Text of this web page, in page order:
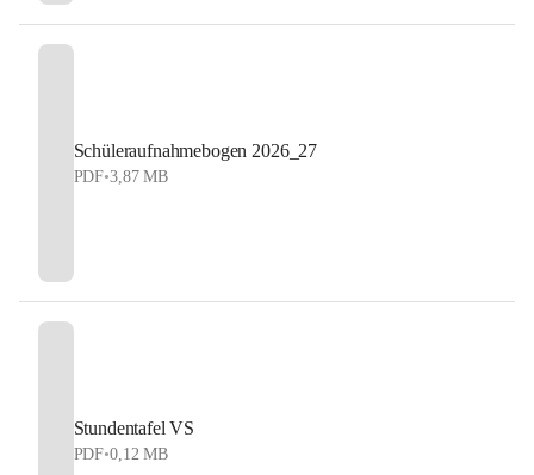
Schüleraufnahmebogen 2026_27
PDF•3,87 MB
Stundentafel VS
PDF•0,12 MB